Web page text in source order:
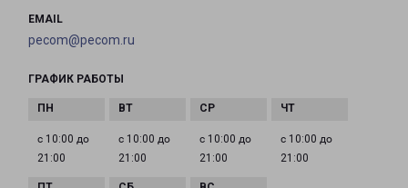
EMAIL
pecom@pecom.ru
ГРАФИК РАБОТЫ
с 10:00 до
21:00
с 10:00 до
21:00
с 10:00 до
21:00
с 10:00 до
21:00